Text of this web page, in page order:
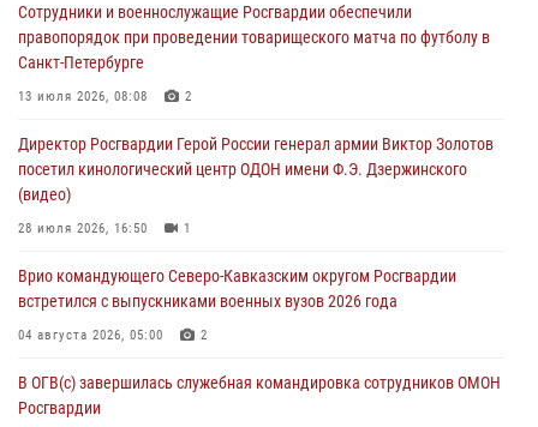
посетили мастер-класс по художественной гимнастике
05 августа 2026, 13:00 3
Офицеры Росгвардии и ветераны войск правопорядка почтили
05 августа 2026, 12:40
Росгвардейцы приняли участие в акции «Волна памяти»,
посвящённой 83‑й годовщине освобождения Белгорода от
05 августа 2026, 12:13 1
Сотрудники и военнослужащие Росгвардии обеспечили
правопорядок при проведении товарищеского матча по футболу в
Санкт-Петербурге
13 июля 2026, 08:08 2
Директор Росгвардии Герой России генерал армии Виктор Золотов
посетил кинологический центр ОДОН имени Ф.Э. Дзержинского
(видео)
28 июля 2026, 16:50 1
Врио командующего Северо-Кавказским округом Росгвардии
встретился с выпускниками военных вузов 2026 года
04 августа 2026, 05:00 2
В ОГВ(с) завершилась служебная командировка сотрудников ОМОН
Росгвардии